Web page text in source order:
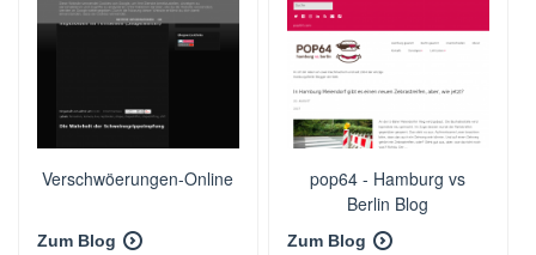
Verschwöerungen-Online
Zum Blog
pop64 - Hamburg vs
Berlin Blog
Zum Blog